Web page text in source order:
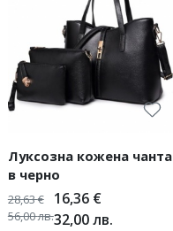
Луксозна кожена чанта
в черно
16,36 €
32,00лв.
28,63€
56,00лв.